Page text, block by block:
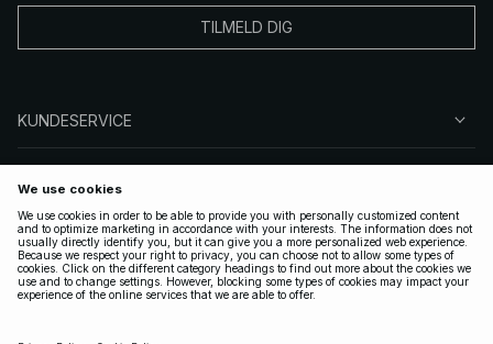
TILMELD DIG
KUNDESERVICE
FØLG OSS
LOVLIG